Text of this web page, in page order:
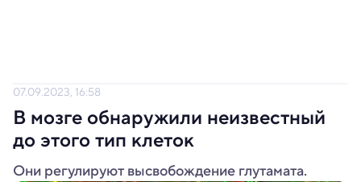
07.09.2023, 16:58
В мозге обнаружили неизвестный
до этого тип клеток
Они регулируют высвобождение глутамата.